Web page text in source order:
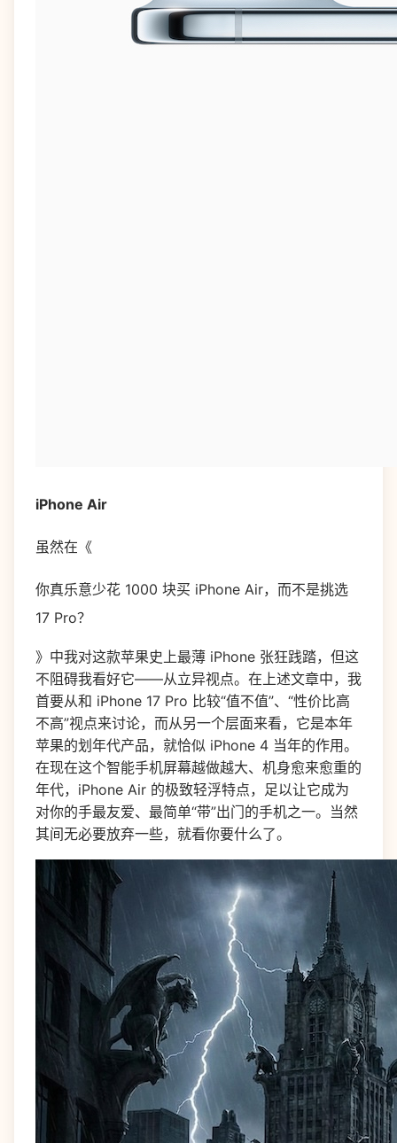
iPhone Air
虽然在《
你真乐意少花 1000 块买 iPhone Air，而不是挑选
17 Pro？
》中我对这款苹果史上最薄 iPhone 张狂践踏，但这
不阻碍我看好它——从立异视点。在上述文章中，我
首要从和 iPhone 17 Pro 比较“值不值”、“性价比高
不高”视点来讨论，而从另一个层面来看，它是本年
苹果的划年代产品，就恰似 iPhone 4 当年的作用。
在现在这个智能手机屏幕越做越大、机身愈来愈重的
年代，iPhone Air 的极致轻浮特点，足以让它成为
对你的手最友爱、最简单“带”出门的手机之一。当然
其间无必要放弃一些，就看你要什么了。